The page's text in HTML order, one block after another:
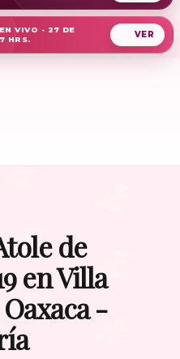
VIVO - 27 DE
HRS.
de
en Villa
-